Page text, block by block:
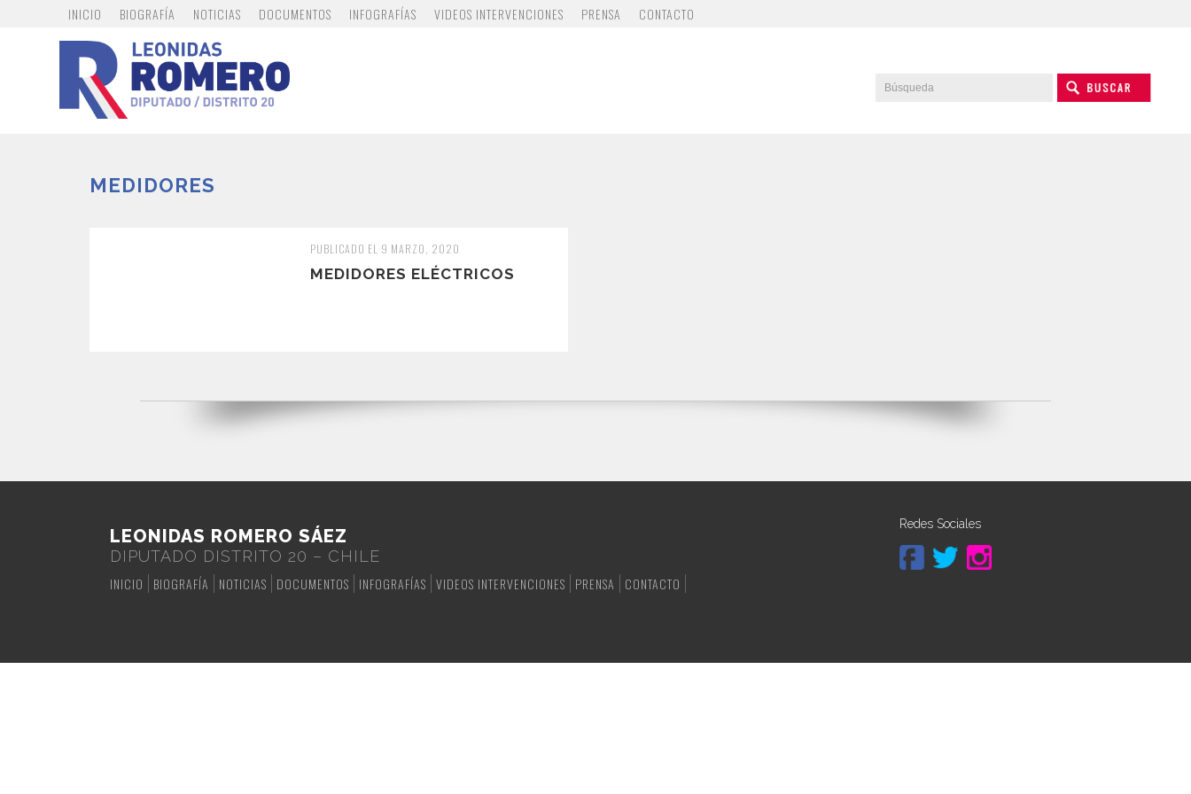
INICIO BIOGRAFÍA NOTICIAS DOCUMENTOS INFOGRAFÍAS VIDEOS INTERVENCIONES PRENSA CONTACTO
MEDIDORES
PUBLICADO EL 9 MARZO, 2020
MEDIDORES ELÉCTRICOS
LEONIDAS ROMERO SÁEZ
DIPUTADO DISTRITO 20 – CHILE
INICIO
BIOGRAFÍA NOTICIAS DOCUMENTOS INFOGRAFÍAS VIDEOS INTERVENCIONES PRENSA CONTACTO
Redes Sociales